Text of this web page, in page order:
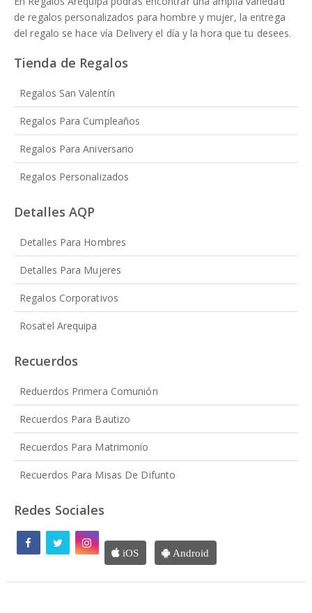
de regalos personalizados para hombre y mujer, la entrega
del regalo se hace vía Delivery el día y la hora que tu desees.
Tienda de Regalos
Regalos San Valentín
Regalos Para Cumpleaños
Regalos Para Aniversario
Regalos Personalizados
Detalles AQP
Detalles Para Hombres
Detalles Para Mujeres
Regalos Corporativos
Rosatel Arequipa
Recuerdos
Reduerdos Primera Comunión
Recuerdos Para Bautizo
Recuerdos Para Matrimonio
Recuerdos Para Misas De Difunto
Redes Sociales
iOS Android